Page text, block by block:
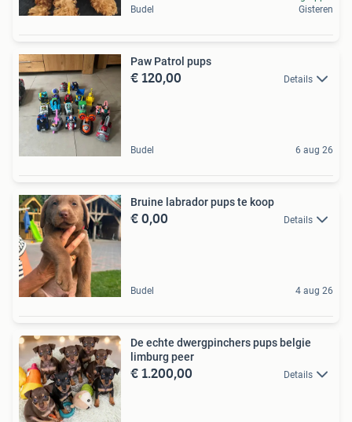
Budel
Gisteren
Paw Patrol pups
€ 120,00 Details
Budel 6 aug 26
Bruine labrador pups te koop
€ 0,00 Details
Budel 4 aug 26
De echte dwergpinchers pups belgie
limburg peer
€ 1.200,00 Details